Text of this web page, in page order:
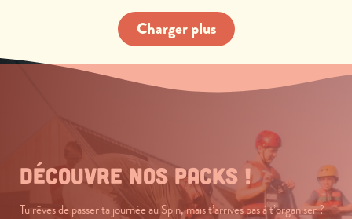
Charger plus
Découvre nos packs !
Tu rêves de passer ta journée au Spin, mais t’arrives pas à t’organiser ?